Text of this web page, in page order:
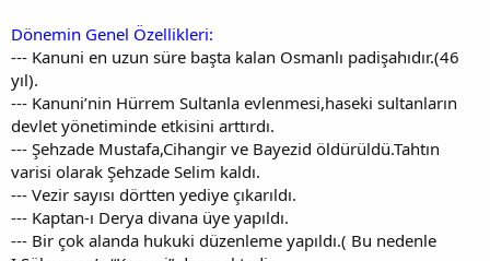
Dönemin Genel Özellikleri:
--- Kanuni en uzun süre başta kalan Osmanlı padişahıdır.(46
yıl).
--- Kanuni’nin Hürrem Sultanla evlenmesi,haseki sultanların
devlet yönetiminde etkisini arttırdı.
--- Şehzade Mustafa,Cihangir ve Bayezid öldürüldü.Tahtın
varisi olarak Şehzade Selim kaldı.
--- Vezir sayısı dörtten yediye çıkarıldı.
--- Kaptan-ı Derya divana üye yapıldı.
--- Bir çok alanda hukuki düzenleme yapıldı.( Bu nedenle